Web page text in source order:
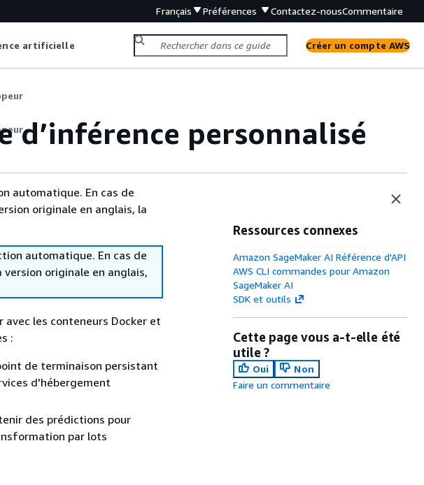
Français Préférences Contactez-nousCommentaire
artificielle Créer un compte AWS
d’inférence personnalisé
automatique. En cas de
originale en anglais, la
automatique. En cas de
originale en anglais,
avec les conteneurs Docker et
:
de terminaison persistant
d'hébergement
des prédictions pour
par lots
Ressources connexes
Amazon SageMaker AI Référence d'API
AWS CLI commandes pour Amazon
SageMaker AI
SDK et outils
Cette page vous a-t-elle été
utile ?
Oui
Non
Faire un commentaire